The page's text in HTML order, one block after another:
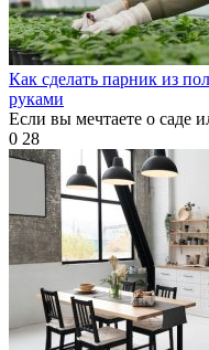
Как сделать парник из
руками
Если вы мечтаете о саде
0 28